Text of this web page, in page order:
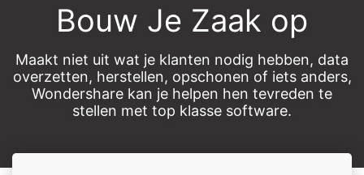
Bouw Je Zaak op
Maakt niet uit wat je klanten nodig hebben, data
overzetten, herstellen, opschonen of iets anders,
Wondershare kan je helpen hen tevreden te
stellen met top klasse software.